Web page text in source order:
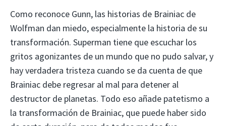
Como reconoce Gunn, las historias de Brainiac de
Wolfman dan miedo, especialmente la historia de su
transformación. Superman tiene que escuchar los
gritos agonizantes de un mundo que no pudo salvar, y
hay verdadera tristeza cuando se da cuenta de que
Brainiac debe regresar al mal para detener al
destructor de planetas. Todo eso añade patetismo a
la transformación de Brainiac, que puede haber sido